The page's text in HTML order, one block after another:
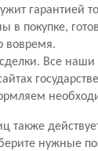
гарантией
в покупке,
вовремя.
Все наши
также
нужные